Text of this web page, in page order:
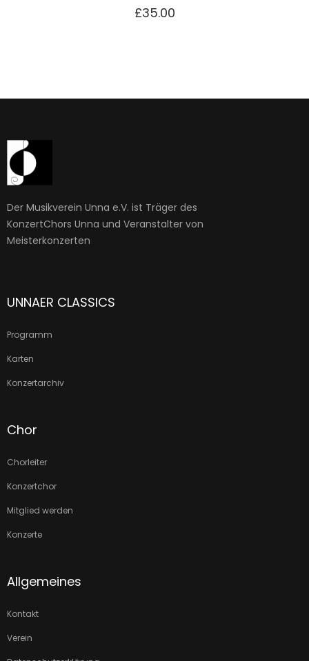
£35.00
Der Musikverein Unna e.V. ist Träger des
KonzertChors Unna und Veranstalter von
Meisterkonzerten
UNNAER CLASSICS
Programm
Karten
Konzertarchiv
Chor
Chorleiter
Konzertchor
Mitglied werden
Konzerte
Allgemeines
Kontakt
Verein